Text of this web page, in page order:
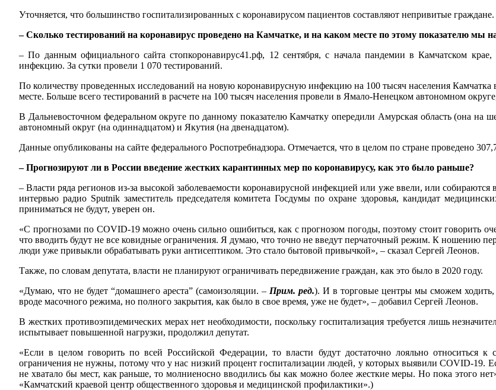
Уточняется, что большинство госпитализированных с коронавирусом пациентов составляют непривитые граждане.
– Сколько тестирований на коронавирус проведено на Камчатке, и на каком месте по этому показателю мы
– По данным официального сайта стопкоронавирус41.рф, 12 сентября, с начала пандемии в Камчатском
инфекцию. За сутки провели 1 070 тестирований.
По количеству проведенных исследований на новую коронавирусную инфекцию на 100 тысяч населения
месте. Больше всего тестирований в расчете на 100 тысяч населения провели в Ямало-Ненецком автономном
В Дальневосточном федеральном округе по данному показателю Камчатку опередили Амурская область (она на
автономный округ (на одиннадцатом) и Якутия (на двенадцатом).
Данные опубликованы на сайте федерального Роспотребнадзора. Отмечается, что в целом по стране проведено
– Прогнозируют ли в России введение жестких карантинных мер по коронавирусу, как это было раньше?
– Власти ряда регионов из-за высокой заболеваемости коронавирусной инфекцией или уже ввели, или
интервью радио Sputnik заместитель председателя комитета Госдумы по охране здоровья, кандидат
приниматься не будут, уверен он.
«С прогнозами по COVID-19 можно очень сильно ошибиться, как с прогнозом погоды, поэтому стоит говорить
что вводить будут не все ковидные ограничения. Я думаю, что точно не введут перчаточный режим. К ношению
люди уже привыкли обрабатывать руки антисептиком. Это стало бытовой привычкой», – сказал Сергей Леонов.
Также, по словам депутата, власти не планируют ограничивать передвижение граждан, как это было в 2020 году.
«Думаю, что не будет “домашнего ареста” (самоизоляции. – Прим. ред.). И в торговые центры мы сможем ходить,
вроде масочного режима, но полного закрытия, как было в свое время, уже не будет», – добавил Сергей Леонов.
В жестких противоэпидемических мерах нет необходимости, поскольку госпитализация требуется лишь
испытывает повышенной нагрузки, продолжил депутат.
«Если в целом говорить по всей Российской Федерации, то власти будут достаточно лояльно относиться
ограничения не нужны, потому что у нас низкий процент госпитализации людей, у которых выявили COVID-19.
не хватало бы мест, как раньше, то молниеносно вводились бы как можно более жесткие меры. Но пока этого
«Камчатский краевой центр общественного здоровья и медицинской профилактики».)